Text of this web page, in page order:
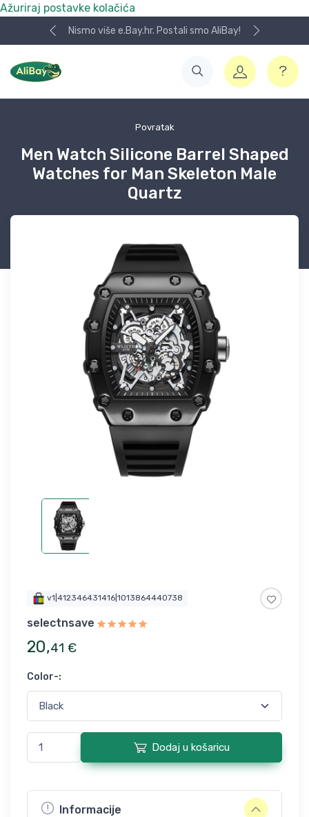
Ažuriraj postavke kolačića
Nismo više e.Bay.hr. Postali smo AliBay!
Povratak
Men Watch Silicone Barrel Shaped
Watches for Man Skeleton Male
Quartz
v1|412346431416|1013864440738
selectnsave
20,41 €
Color-:
Dodaj u košaricu
Informacije